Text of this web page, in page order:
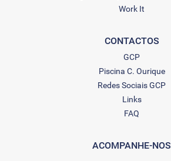
Work It
CONTACTOS
GCP
Piscina C. Ourique
Redes Sociais GCP
Links
FAQ
ACOMPANHE-NOS